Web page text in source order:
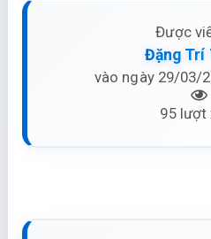
Được
Đặng Trí
vào ngày 29/03/
95 lượt